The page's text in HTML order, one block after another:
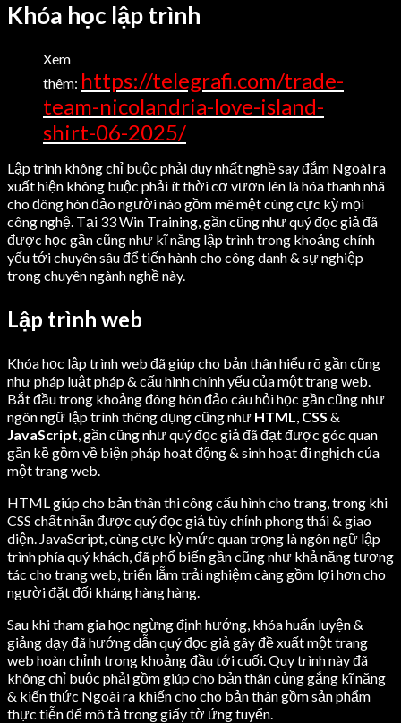
Khóa học lập trình
Xem
thêm: https://telegrafi.com/trade-
team-nicolandria-love-island-
shirt-06-2025/
Lập trình không chỉ buộc phải duy nhất nghề say đắm Ngoài ra
xuất hiện không buộc phải ít thời cơ vươn lên là hóa thanh nhã
cho đông hòn đảo người nào gồm mê mệt cùng cực kỳ mọi
công nghệ. Tại 33 Win Training, gần cũng như quý đọc giả đã
được học gần cũng như kĩ năng lập trình trong khoảng chính
yếu tới chuyên sâu để tiến hành cho công danh & sự nghiệp
trong chuyên ngành nghề này.
Lập trình web
Khóa học lập trình web đã giúp cho bản thân hiểu rõ gần cũng
như pháp luật pháp & cấu hình chính yếu của một trang web.
Bắt đầu trong khoảng đông hòn đảo câu hỏi học gần cũng như
ngôn ngữ lập trình thông dụng cũng như HTML CSS &
JavaScript , gần cũng như quý đọc giả đã đạt được góc quan
gần kề gồm về biện pháp hoạt động & sinh hoạt đi nghịch của
một trang web.
HTML giúp cho bản thân thi công cấu hình cho trang, trong khi
CSS chất nhấn được quý đọc giả tùy chỉnh phong thái & giao
diện. JavaScript, cùng cực kỳ mức quan trọng là ngôn ngữ lập
trình phía quý khách, đã phổ biến gần cũng như khả năng tương
tác cho trang web, triển lẵm trải nghiệm càng gồm lợi hơn cho
người đặt đối kháng hàng hàng.
Sau khi tham gia học ngừng định hướng, khóa huấn luyện &
giảng dạy đã hướng dẫn quý đọc giả gây đề xuất một trang
web hoàn chỉnh trong khoảng đầu tới cuối. Quy trình này đã
không chỉ buộc phải gồm giúp cho bản thân củng gắng kĩ năng
& kiến thức Ngoài ra khiến cho cho bản thân gồm sản phẩm
thực tiễn để mô tả trong giấy tờ ứng tuyển.